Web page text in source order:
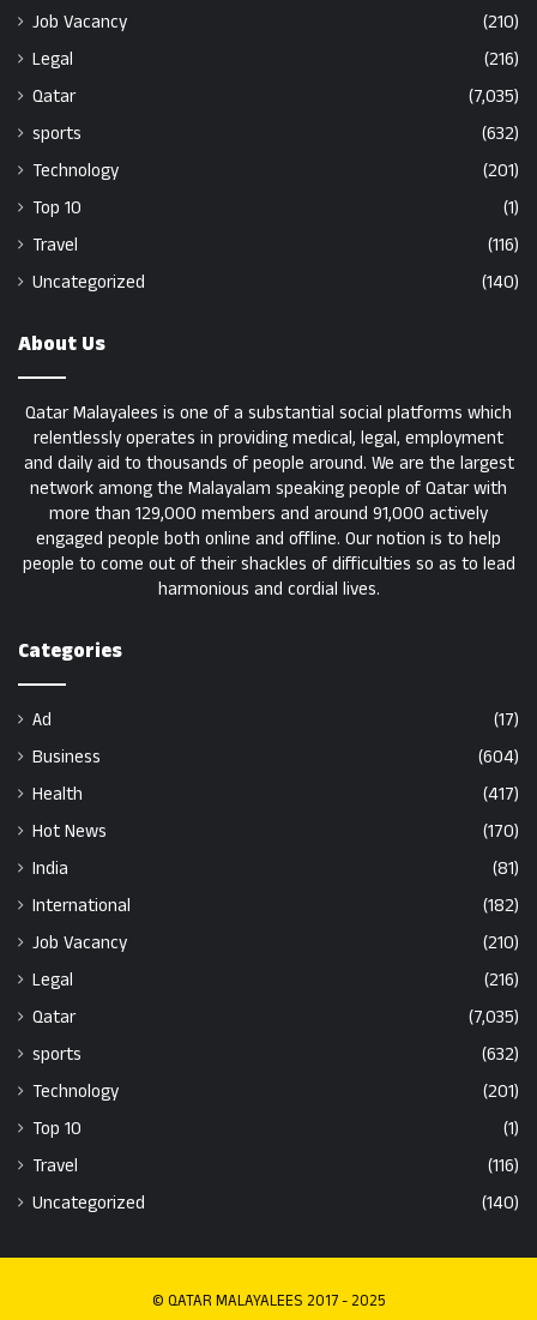
Job Vacancy
(210)
Legal
(216)
Qatar
(7,035)
sports
(632)
Technology
(201)
Top 10
(1)
Travel
(116)
Uncategorized
(140)
About Us
Qatar Malayalees is one of a substantial social platforms which
relentlessly operates in providing medical, legal, employment
and daily aid to thousands of people around. We are the largest
network among the Malayalam speaking people of Qatar with
more than 129,000 members and around 91,000 actively
engaged people both online and offline. Our notion is to help
people to come out of their shackles of difficulties so as to lead
harmonious and cordial lives.
Categories
Ad
(17)
Business
(604)
Health
(417)
Hot News
(170)
India
(81)
International
(182)
Job Vacancy
(210)
Legal
(216)
Qatar
(7,035)
sports
(632)
Technology
(201)
Top 10
(1)
Travel
(116)
Uncategorized
(140)
© QATAR MALAYALEES 2017 - 2025